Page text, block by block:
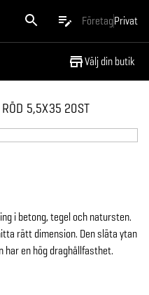
FöretagPrivat
Välj din butik
5,5X35 20ST
i betong, tegel och natursten.
rätt dimension. Den släta ytan
har en hög draghållfasthet.